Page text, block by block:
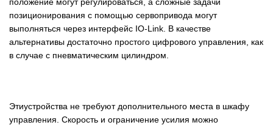
позиционирования с помощью сервопривода могут
выполняться через интерфейс IO-Link. В качестве
альтернативы достаточно простого цифрового управления, как
в случае с пневматическим цилиндром.
Этиустройства не требуют дополнительного места в шкафу
управления. Скорость и ограничение усилия можно